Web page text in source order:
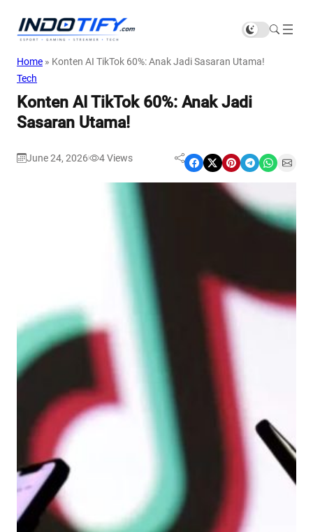
Home » Konten AI TikTok 60%: Anak Jadi Sasaran Utama!
Tech
Konten AI TikTok 60%: Anak Jadi
Sasaran Utama!
June 24, 2026 4Views Share on Facebook Share on X Share on Pinterest Share on Telegram Share on WhatsApp Share on Email